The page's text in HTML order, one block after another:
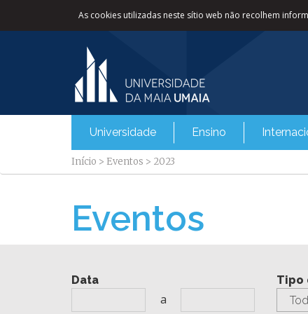
As cookies utilizadas neste sítio web não recolhem
Universidade Ensino
Início > Eventos > 2023
Eventos
Data
a
Tipo